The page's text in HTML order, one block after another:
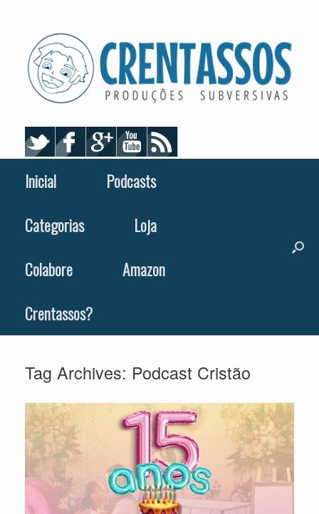
Inicial
Podcasts
Categorias
Loja
Colabore
Amazon
Crentassos?
Tag Archives: Podcast Cristão